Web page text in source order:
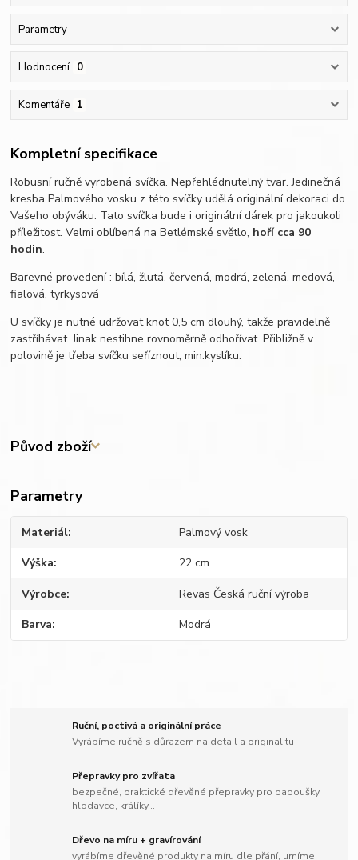
Parametry
Hodnocení 0
Komentáře 1
Kompletní specifikace
Robusní ručně vyrobená svíčka. Nepřehlédnutelný tvar. Jedinečná
kresba Palmového vosku z této svíčky udělá originální dekoraci do
Vašeho obýváku. Tato svíčka bude i originální dárek pro jakoukoli
příležitost. Velmi oblíbená na Betlémské světlo, hoří cca 90
hodin.
Barevné provedení : bílá, žlutá, červená, modrá, zelená, medová,
fialová, tyrkysová
U svíčky je nutné udržovat knot 0,5 cm dlouhý, takže pravidelně
zastříhávat. Jinak nestihne rovnoměrně odhořívat. Přibližně v
polovině je třeba svíčku seříznout, min.kyslíku.
Původ zboží
Parametry
Materiál Palmový vosk
Výška 22 cm
Výrobce Revas Česká ruční výroba
Barva Modrá
Ruční, poctivá a originální práce
Vyrábíme ručně s důrazem na detail a originalitu
Přepravky pro zvířata
bezpečné, praktické dřevěné přepravky pro papoušky,
hlodavce, králíky...
Dřevo na míru + gravírování
vyrábíme dřevěné produkty na míru dle přání, umíme